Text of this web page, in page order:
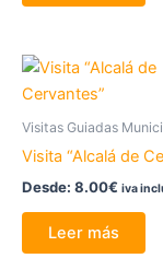
Visitas Guiadas
Visita “Alcalá de
Desde: 8.00€ iva
Leer más